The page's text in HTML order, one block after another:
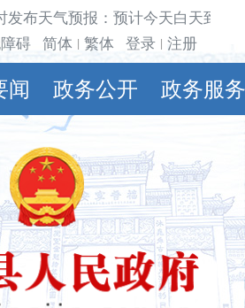
发布天气预报：预计今天白天到
碍 简体 繁体 登录 注册
闻 政务公开 政务服务